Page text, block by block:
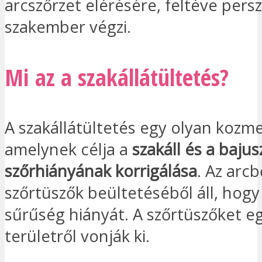
arcszőrzet elérésére, feltéve
szakember végzi.
Mi az a szakállátültetés?
A szakállátültetés egy olyan
amelynek célja a szakáll és a
szőrhiányának korrigálása. Az
szőrtüszők beültetéséből áll,
sűrűség hiányát. A szőrtüszőket
területről vonják ki.